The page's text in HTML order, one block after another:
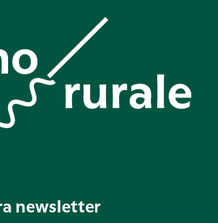
newsletter